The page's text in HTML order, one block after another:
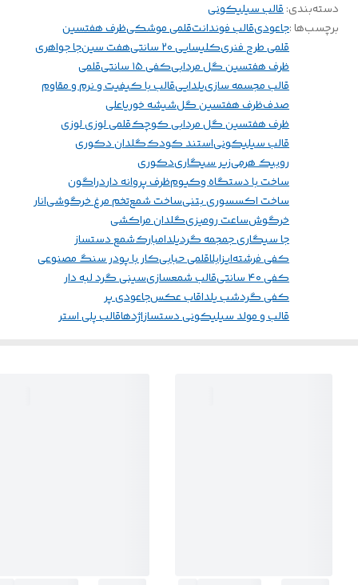
دسته‌بندی:قالب سیلیکونی
برچسب‌ها :جاعودیقالب فوندانتقلمی موشکیظرف هفتسین
قلمی طرح فنریکلیسایی ۲۰ سانتی هفت سینجا جواهری
ظرف هفتسین گل مردابیکفی ۱۵ سانتی
قلمی
قالب مجسمه سازییلداییقالب با کیفیت و نرم و مقاوم
صدفظرف هفتسین گلشیشه خوریاعلی
ظرف هفتسین گل مردابی کوچکقلمی لوزی لوزی
قالب سیلیکونیاستند کودکگلدان دکوری
روبیک هرمیزیر سیگاریدکوری
ساخت با دستگاه وکیومظرف پروانه داردراگون
ساخت اکسسوری بتنیساخت شمعتخم مرغ خرگوشیانار
خرگوشساعت رومیزیگلدان مراکشی
جا سیگاری جمجمه گردیلدامبارکشمع دستساز
کفی فرشتهایزابلاقلمی حبابیکار با پودر سنگ مصنوعی
کفی ۴۰ سانتی
قالب شمعسازیسینی گرد لبه دار
کفی گردشب یلداقاب عکسجاعودی پر
قالب و مولد سیلیکونی دستسازاژدهاقالب پلی استر